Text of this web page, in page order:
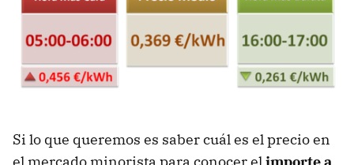
Si lo que queremos es saber cuál es el precio en
el mercado minorista para conocer el importe a